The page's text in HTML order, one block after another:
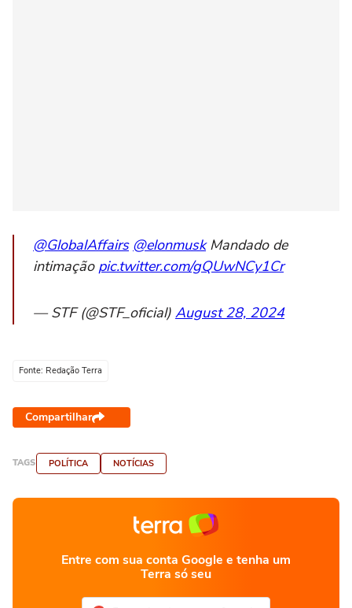
@GlobalAffairs @elonmuskMandado de
intimação pic.twitter.com/gQUwNCy1Cr
— STF (@STF_oficial) August 28, 2024
Fonte: Redação Terra
Compartilhar
TAGS POLÍTICA NOTÍCIAS
Entre com sua conta Google e tenha um
Terra só seu